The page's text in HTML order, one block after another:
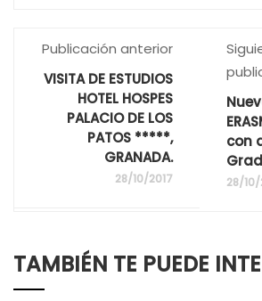
Publicación anterior
VISITA DE ESTUDIOS
HOTEL HOSPES
PALACIO DE LOS
PATOS *****,
GRANADA.
28/10/2017
con
28/10/
TAMBIÉN TE PUEDE